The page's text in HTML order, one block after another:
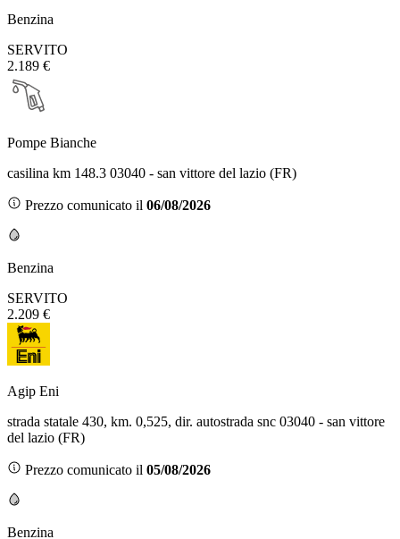
Benzina
SERVITO
2.189 €
Pompe Bianche
casilina km 148.3 03040 - san vittore del lazio (FR)
Prezzo comunicato il 06/08/2026
Benzina
SERVITO
2.209 €
Agip Eni
strada statale 430, km. 0,525, dir. autostrada snc 03040 - san vittore
del lazio (FR)
Prezzo comunicato il 05/08/2026
Benzina